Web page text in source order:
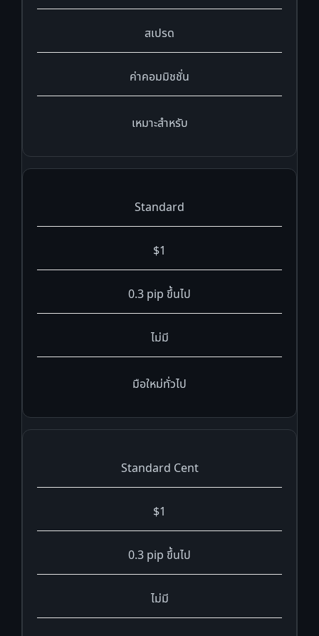
สเปรด
ค่าคอมมิชชั่น
เหมาะสำหรับ
Standard
$1
0.3 pip ขึ้นไป
ไม่มี
มือใหม่ทั่วไป
Standard Cent
$1
0.3 pip ขึ้นไป
ไม่มี